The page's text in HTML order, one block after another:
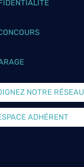
NOTRE RÉSEAU
ADHÉRENT